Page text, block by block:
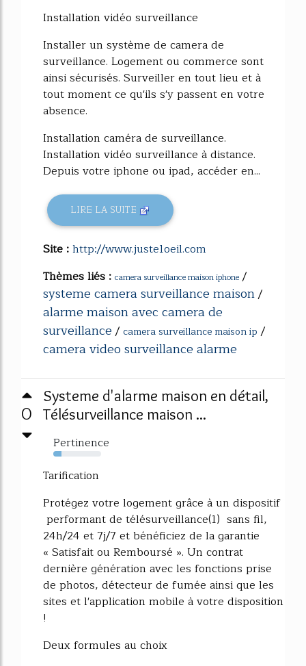
Installation vidéo surveillance
Installer un système de camera de
surveillance. Logement ou commerce sont
ainsi sécurisés. Surveiller en tout lieu et à
tout moment ce qu'ils s'y passent en votre
absence.
Installation caméra de surveillance.
Installation vidéo surveillance à distance.
Depuis votre iphone ou ipad, accéder en...
LIRE LA SUITE
Site :http://www.juste1oeil.com
Thèmes liés : camera surveillance maison iphone /
systeme camera surveillance maison/
alarme maison avec camera de
surveillance/ camera surveillance maison ip /
camera video surveillance alarme
0
Systeme d'alarme maison en détail,
Télésurveillance maison ...
Pertinence
17%
Tarification
Protégez votre logement grâce à un dispositif
performant de télésurveillance(1) sans fil,
24h/24 et 7j/7 et bénéficiez de la garantie
« Satisfait ou Remboursé ». Un contrat
dernière génération avec les fonctions prise
de photos, détecteur de fumée ainsi que les
sites et l'application mobile à votre disposition
!
Deux formules au choix